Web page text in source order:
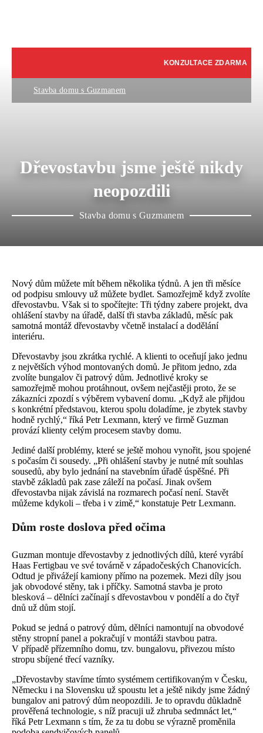
KONZULTACE ZDARMA
Stavba domu s Guzmanem
Dřevostavbu jsme ještě nikdy
neopozdili
Stavba domu s Guzmanem
Nový dům můžete mít během několika týdnů. A jen tři měsíce
od podpisu smlouvy už můžete bydlet. Samozřejmě když zvolíte
dřevostavbu. Však si to spočítejte: Tři týdny zabere projekt, dva
ohlášení stavby na úřadě, další tři stavba základů, měsíc pak
samotná montáž dřevostavby včetně instalací a dodělání
interiéru.
Dřevostavby jsou zkrátka rychlé. A klienti to oceňují jako jednu
z největších výhod montovaných domů. Je přitom jedno, zda
zvolíte bungalov či patrový dům. Jednotlivé kroky se
samozřejmě mohou protáhnout, ovšem nejčastěji proto, že se
zákazníci zpozdí s výběrem vybavení domu. „Když ale přijdou
s konkrétní představou, kterou spolu doladíme, je zbytek stavby
hodně rychlý,“ říká Petr Lexmann, který ve firmě Guzman
provází klienty celým procesem stavby domu.
Jediné další problémy, které se ještě mohou vynořit, jsou spojené
s počasím či sousedy. „Při ohlášení stavby je nutné mít souhlas
sousedů, aby bylo jednání na stavebním úřadě úspěšné. Při
stavbě základů pak zase záleží na počasí. Jinak ovšem
dřevostavba nijak závislá na rozmarech počasí není. Stavět
můžeme kdykoli – třeba i v zimě,“ konstatuje Petr Lexmann.
Dům roste doslova před očima
Guzman montuje dřevostavby z jednotlivých dílů, které vyrábí
Haas Fertigbau ve své továrně v západočeských Chanovicích.
Odtud je přivážejí kamiony přímo na pozemek. Mezi díly jsou
jak obvodové stěny, tak i příčky. Samotná stavba je proto
blesková – dělníci začínají s dřevostavbou v pondělí a do čtyř
dnů už dům stojí.
Pokud se jedná o patrový dům, dělníci namontují na obvodové
stěny stropní panel a pokračují v montáži stavbou patra.
V případě přízemního domu, tzv. bungalovu, přivezou místo
stropu sbíjené třecí vazníky.
„Dřevostavby stavíme tímto systémem certifikovaným v Česku,
Německu i na Slovensku už spoustu let a ještě nikdy jsme žádný
bungalov ani patrový dům neopozdili. Je to opravdu důkladně
prověřená technologie, s níž pracuji už zhruba sedmnáct let,“
říká Petr Lexmann s tím, že za tu dobu se výrazně proměnila